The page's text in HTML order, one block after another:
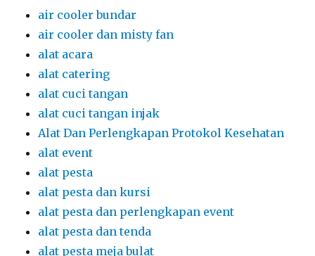
alat cuci tangan injak
Alat Dan Perlengkapan Protokol Kesehatan
alat event
alat pesta
alat pesta dan kursi
alat pesta dan perlengkapan event
alat pesta dan tenda
alat pesta meja bulat
alat pesta meja bulat dan kursi futura
alat pesta meja bulat dan kursi futura
bercover standar hotel
alat pesta meja bulat dengan cover
berstandar hote;